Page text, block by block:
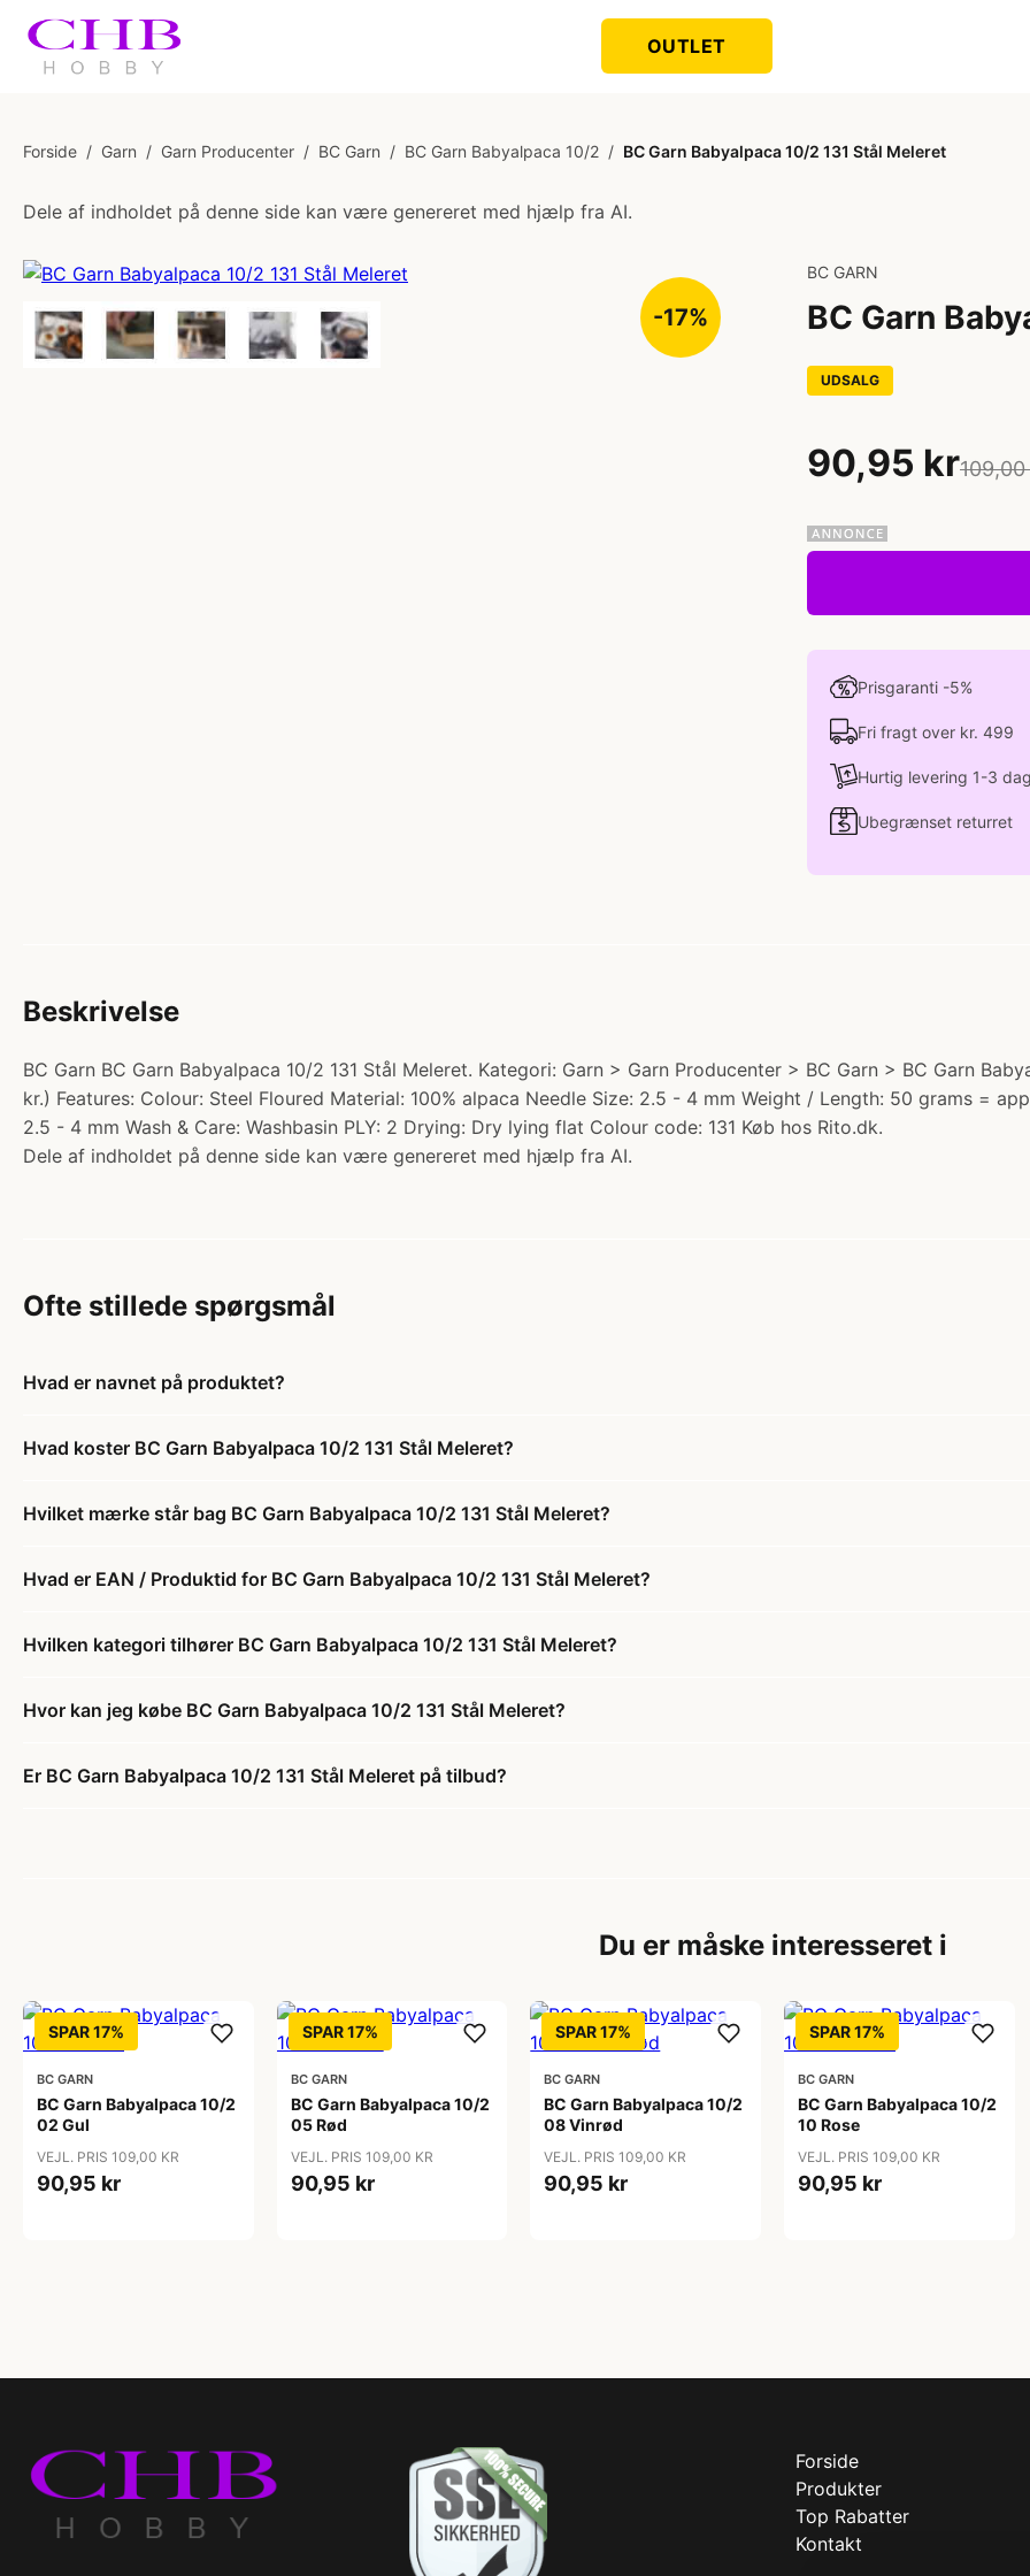
OUTLET
Forside / Garn / Garn Producenter / BC Garn / BC Garn Babyalpaca 10/2 / BC Garn Babyalpaca 10/2 131 Stål Meleret
Dele af indholdet på denne side kan være genereret med hjælp fra AI.
-17%
BC GARN
BC Garn
UDSALG
90,95 kr
Prisgaranti -5%
Fri fragt over kr. 499
Hurtig levering 1-3
Ubegrænset returret
Beskrivelse
BC Garn BC Garn Babyalpaca 10/2 131 Stål Meleret. Kategori: Garn > Garn Producenter > BC Garn > BC Garn
kr.) Features: Colour: Steel Floured Material: 100% alpaca Needle Size: 2.5 - 4 mm Weight / Length: 50 grams =
2.5 - 4 mm Wash & Care: Washbasin PLY: 2 Drying: Dry lying flat Colour code: 131 Køb hos Rito.dk.
Dele af indholdet på denne side kan være genereret med hjælp fra AI.
Ofte stillede spørgsmål
Hvad er navnet på produktet?
Hvad koster BC Garn Babyalpaca 10/2 131 Stål Meleret?
Hvilket mærke står bag BC Garn Babyalpaca 10/2 131 Stål Meleret?
Hvad er EAN / Produktid for BC Garn Babyalpaca 10/2 131 Stål Meleret?
Hvilken kategori tilhører BC Garn Babyalpaca 10/2 131 Stål Meleret?
Hvor kan jeg købe BC Garn Babyalpaca 10/2 131 Stål Meleret?
Er BC Garn Babyalpaca 10/2 131 Stål Meleret på tilbud?
Du er måske interesseret i
SPAR 17%
BC GARN
BC Garn Babyalpaca 10/2
02 Gul
VEJL. PRIS 109,00 KR
90,95 kr
SPAR 17%
BC GARN
BC Garn Babyalpaca 10/2
05 Rød
VEJL. PRIS 109,00 KR
90,95 kr
SPAR 17%
BC GARN
BC Garn Babyalpaca 10/2
08 Vinrød
VEJL. PRIS 109,00 KR
90,95 kr
SPAR 17%
BC GARN
BC Garn Babyalpaca 10/2
10 Rose
VEJL. PRIS 109,00 KR
90,95 kr
Forside
Produkter
Top Rabatter
Kontakt